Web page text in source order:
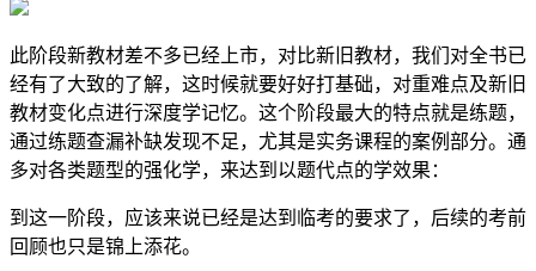
此阶段新教材差不多已经上市，对比新旧教材，我们对全书已
经有了大致的了解，这时候就要好好打基础，对重难点及新旧
教材变化点进行深度学记忆。这个阶段最大的特点就是练题，
通过练题查漏补缺发现不足，尤其是实务课程的案例部分。通
多对各类题型的强化学，来达到以题代点的学效果：
到这一阶段，应该来说已经是达到临考的要求了，后续的考前
回顾也只是锦上添花。